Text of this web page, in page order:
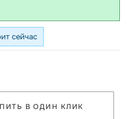
сейчас
В ОДИН КЛИК